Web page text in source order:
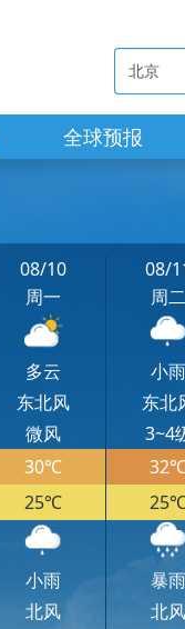
全球预报
08/10
周一
多云
东北风
微风
30℃
25℃
小雨
北风
08/
周二
小雨
东北
3~4
暴雨
北风